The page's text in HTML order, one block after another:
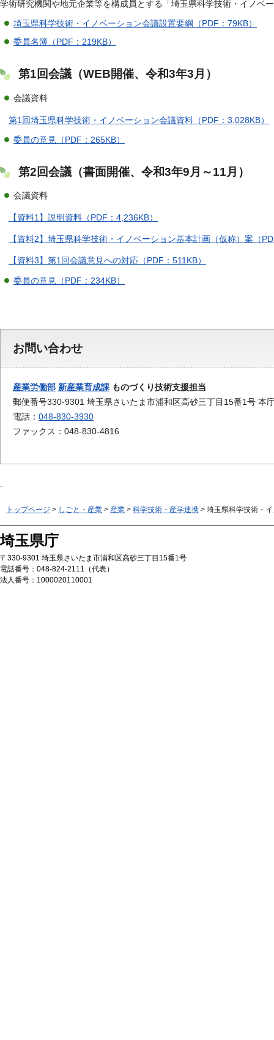
学術研究機関や地元企業等を構成員とする「埼玉県科学技術・イノベ
埼玉県科学技術・イノベーション会議設置要綱（PDF：79KB）
委員名簿（PDF：219KB）
第1回会議（WEB開催、令和3年3月）
会議資料
第1回埼玉県科学技術・イノベーション会議資料（PDF：3,028KB）
委員の意見（PDF：265KB）
第2回会議（書面開催、令和3年9月～11月）
会議資料
【資料1】説明資料（PDF：4,236KB）
【資料2】埼玉県科学技術・イノベーション基本計画（仮称）案（
【資料3】第1回会議意見への対応（PDF：511KB）
委員の意見（PDF：234KB）
お問い合わせ
産業労働部 新産業育成課 ものづくり技術支援担当
郵便番号330-9301 埼玉県さいたま市浦和区高砂三丁目15番1号 本
電話： 048-830-3930
ファックス：048-830-4816
トップページ > しごと・産業 > 産業 > 科学技術・産学連携 > 埼玉県科学技術・
埼玉県庁
〒330-9301 埼玉県さいたま市浦和区高砂三丁目15番1号
電話番号：048-824-2111（代表）
法人番号：1000020110001